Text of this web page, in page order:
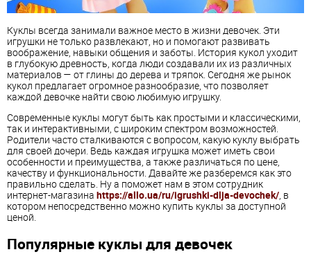
Куклы всегда занимали важное место в жизни девочек. Эти
игрушки не только развлекают, но и помогают развивать
воображение, навыки общения и заботы. История кукол уходит
в глубокую древность, когда люди создавали их из различных
материалов — от глины до дерева и тряпок. Сегодня же рынок
кукол предлагает огромное разнообразие, что позволяет
каждой девочке найти свою любимую игрушку.
Современные куклы могут быть как простыми и классическими,
так и интерактивными, с широким спектром возможностей.
Родители часто сталкиваются с вопросом, какую куклу выбрать
для своей дочери. Ведь каждая игрушка может иметь свои
особенности и преимущества, а также различаться по цене,
качеству и функциональности. Давайте же разберемся как это
правильно сделать. Ну а поможет нам в этом сотрудник
интернет-магазина https://allo.ua/ru/igrushki-dlja-devochek/, в
котором непосредственно можно купить куклы за доступной
ценой.
Популярные куклы для девочек